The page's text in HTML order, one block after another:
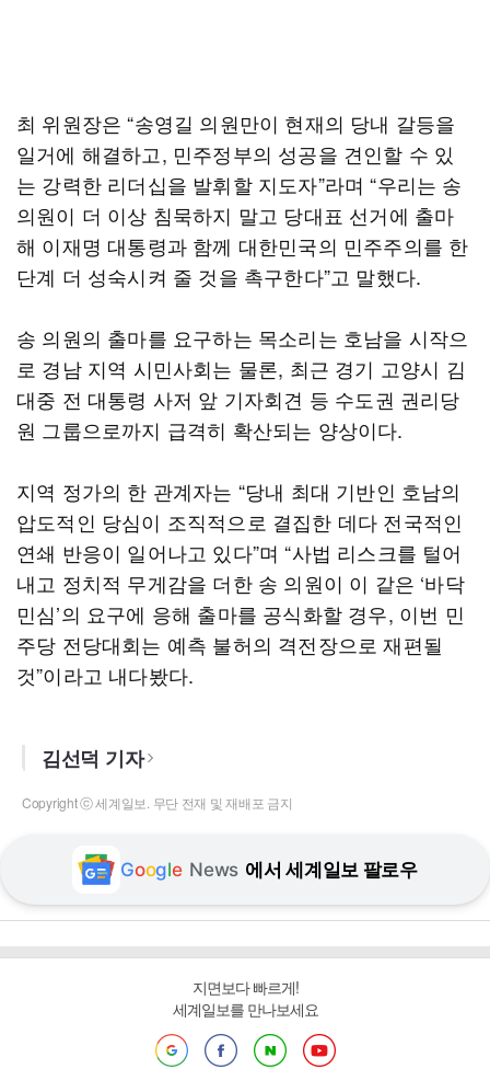
최 위원장은 “송영길 의원만이 현재의 당내 갈등을
일거에 해결하고, 민주정부의 성공을 견인할 수 있
는 강력한 리더십을 발휘할 지도자”라며 “우리는 송
의원이 더 이상 침묵하지 말고 당대표 선거에 출마
해 이재명 대통령과 함께 대한민국의 민주주의를 한
단계 더 성숙시켜 줄 것을 촉구한다”고 말했다.
송 의원의 출마를 요구하는 목소리는 호남을 시작으
로 경남 지역 시민사회는 물론, 최근 경기 고양시 김
대중 전 대통령 사저 앞 기자회견 등 수도권 권리당
원 그룹으로까지 급격히 확산되는 양상이다.
지역 정가의 한 관계자는 “당내 최대 기반인 호남의
압도적인 당심이 조직적으로 결집한 데다 전국적인
연쇄 반응이 일어나고 있다”며 “사법 리스크를 털어
내고 정치적 무게감을 더한 송 의원이 이 같은 ‘바닥
민심’의 요구에 응해 출마를 공식화할 경우, 이번 민
주당 전당대회는 예측 불허의 격전장으로 재편될
것”이라고 내다봤다.
김선덕 기자
Copyright ⓒ 세계일보. 무단 전재 및 재배포 금지
Google News 에서 세계일보 팔로우
지면보다 빠르게!
세계일보를 만나보세요